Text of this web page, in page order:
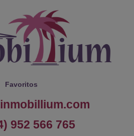
Favoritos
952 566 765